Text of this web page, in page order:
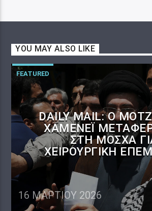
YOU MAY ALSO LIKE
FEATURED
DAILY MAIL: Ο
ΧΑΜΕΝΕΪ́
ΣΤΗ ΜΌΣΧΑ
ΧΕΙΡΟΥΡΓΙΚΉ
16 ΜΑΡΤΊΟΥ 2026